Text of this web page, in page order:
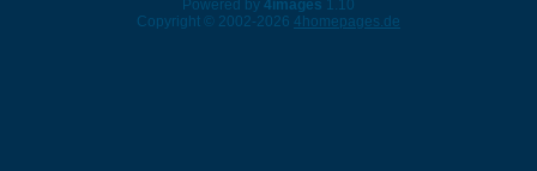
Powered by 4images 1.10
Copyright © 2002-2026 4homepages.de